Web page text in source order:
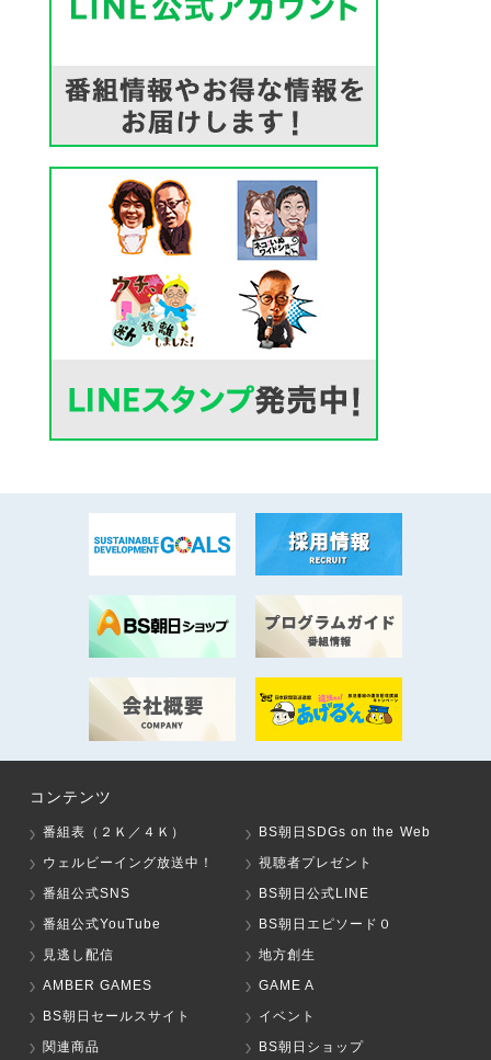
コンテンツ
番組表（２Ｋ／４Ｋ）
BS朝日SDGs on the Web
ウェルビーイング放送中！
視聴者プレゼント
番組公式SNS
BS朝日公式LINE
番組公式YouTube
BS朝日エピソード０
見逃し配信
地方創生
AMBER GAMES
GAME A
BS朝日セールスサイト
イベント
関連商品
BS朝日ショップ